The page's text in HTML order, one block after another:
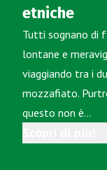
etniche
Tutti sognano di
lontane e
viaggiando tra i
mozzafiato.
questo non è…